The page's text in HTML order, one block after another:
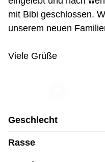
mit Bibi geschlossen.
unserem neuen
Viele Grüße
Geschlecht
Rasse